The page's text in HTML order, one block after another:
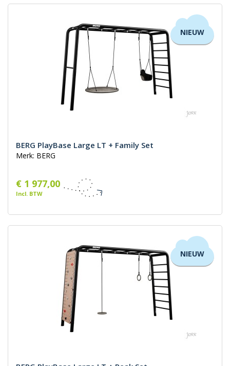
NIEUW
BERG PlayBase Large LT + Family Set
Merk: BERG
€ 1 977,00
Incl. BTW
NIEUW